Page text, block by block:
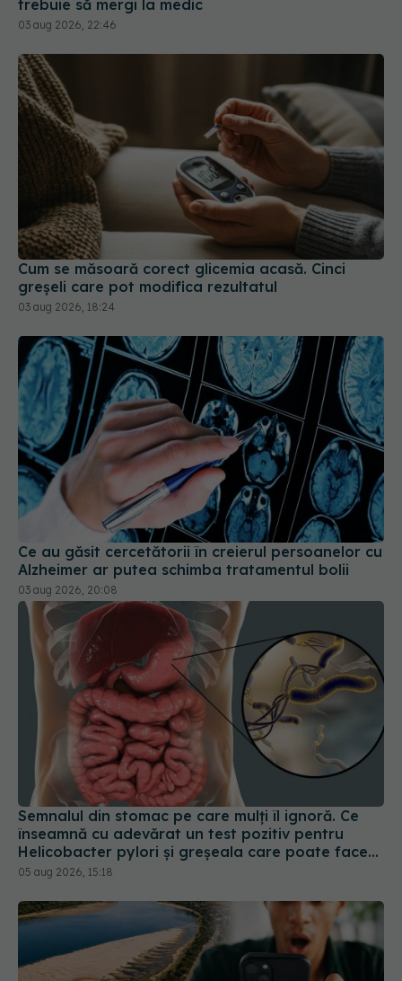
Cum se măsoară corect glicemia acasă. Cinci
greșeli care pot modifica rezultatul
03 aug 2026, 18:24
Ce au găsit cercetătorii în creierul persoanelor cu
Alzheimer ar putea schimba tratamentul bolii
03 aug 2026, 20:08
Semnalul din stomac pe care mulți îl ignoră. Ce
înseamnă cu adevărat un test pozitiv pentru
Helicobacter pylori și greșeala care poate face
tratamentul mult mai dificil
05 aug 2026, 15:18